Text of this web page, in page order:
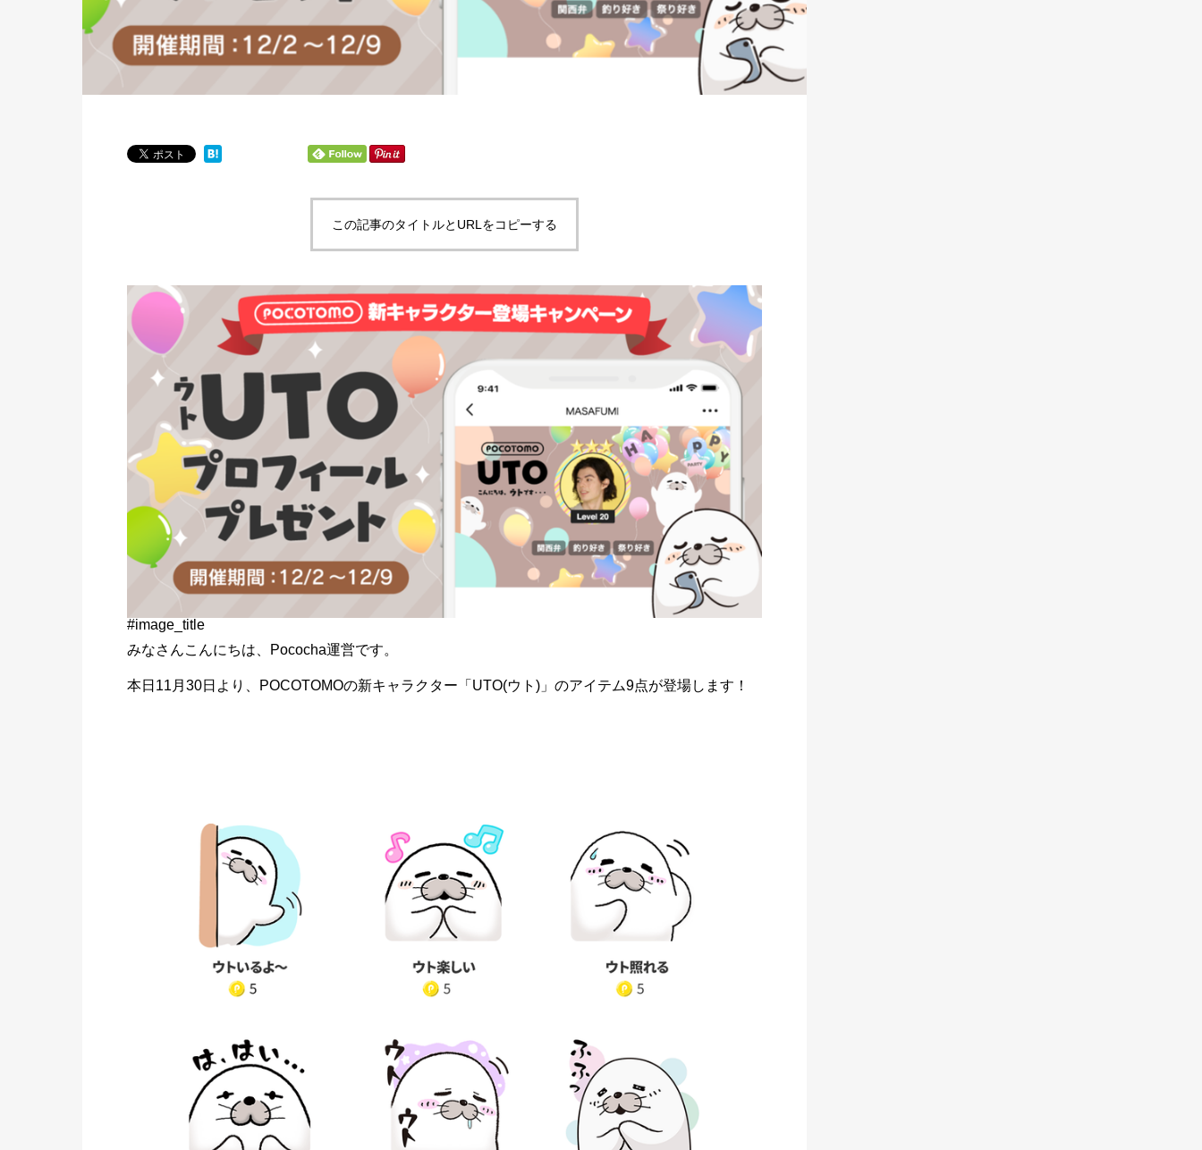
この記事のタイトルとURLをコピーする
#image_title
みなさんこんにちは、Pococha運営です。
本日11月30日より、POCOTOMOの新キャラクター「UTO(ウト)」のアイテム9点が登場します！